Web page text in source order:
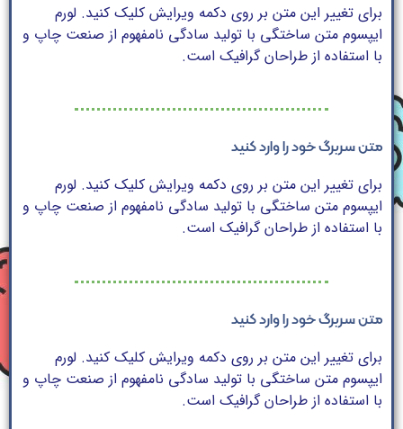
برای تغییر این متن بر روی دکمه ویرایش کلیک کنید. لورم
ایپسوم متن ساختگی با تولید سادگی نامفهوم از صنعت چاپ و
با استفاده از طراحان گرافیک است.
متن سربرگ خود را وارد کنید
برای تغییر این متن بر روی دکمه ویرایش کلیک کنید. لورم
ایپسوم متن ساختگی با تولید سادگی نامفهوم از صنعت چاپ و
با استفاده از طراحان گرافیک است.
متن سربرگ خود را وارد کنید
برای تغییر این متن بر روی دکمه ویرایش کلیک کنید. لورم
ایپسوم متن ساختگی با تولید سادگی نامفهوم از صنعت چاپ و
با استفاده از طراحان گرافیک است.